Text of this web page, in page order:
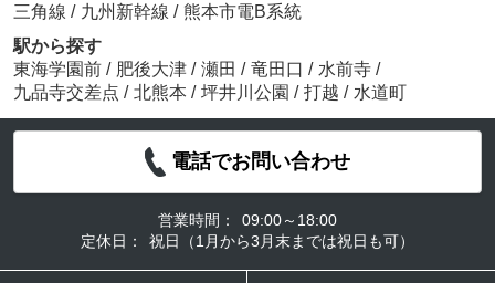
三角線 / 九州新幹線 / 熊本市電B系統
駅から探す
東海学園前 / 肥後大津 / 瀬田 / 竜田口 / 水前寺 /
九品寺交差点 / 北熊本 / 坪井川公園 / 打越 / 水道町
電話でお問い合わせ
営業時間：
09:00～18:00
定休日：
祝日（1月から3月末までは祝日も可）